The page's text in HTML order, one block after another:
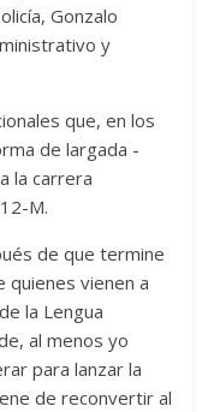
Gonzalo
y
que, en los
de largada -
la carrera
M.
de que termine
quienes vienen a
la Lengua
al menos yo
para lanzar la
de reconvertir al